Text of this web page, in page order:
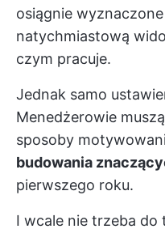
osiągnie
natychmiastową
czym pracuje.
Jednak samo
Menedżerowie
sposoby
budowania
pierwszego roku.
I wcale nie trzeba do